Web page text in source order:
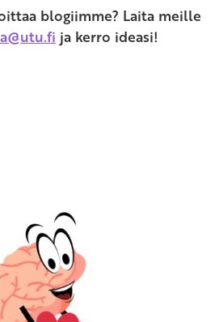
blogiimme? Laita meille
ja kerro ideasi!